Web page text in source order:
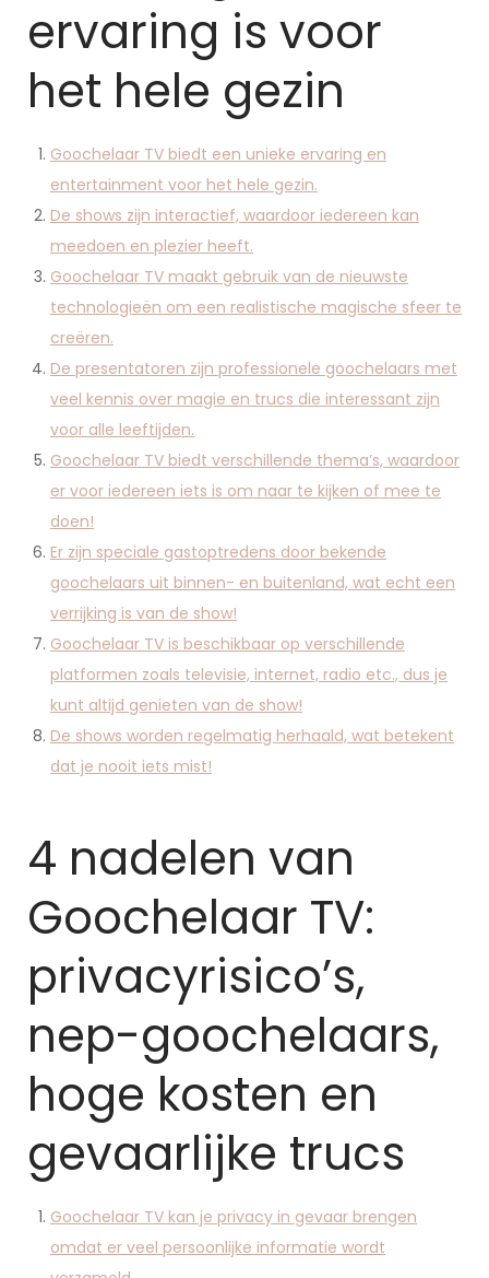
ervaring is voor
het hele gezin
Goochelaar TV biedt een unieke ervaring en
entertainment voor het hele gezin.
De shows zijn interactief, waardoor iedereen kan
meedoen en plezier heeft.
Goochelaar TV maakt gebruik van de nieuwste
technologieën om een ​​realistische magische sfeer te
creëren.
De presentatoren zijn professionele goochelaars met
veel kennis over magie en trucs die interessant zijn
voor alle leeftijden.
Goochelaar TV biedt verschillende thema’s, waardoor
er voor iedereen iets is om naar te kijken of mee te
doen!
Er zijn speciale gastoptredens door bekende
goochelaars uit binnen- en buitenland, wat echt een
verrijking is van de show!
Goochelaar TV is beschikbaar op verschillende
platformen zoals televisie, internet, radio etc., dus je
kunt altijd genieten van de show!
De shows worden regelmatig herhaald, wat betekent
dat je nooit iets mist!
4 nadelen van
Goochelaar TV:
privacyrisico’s,
nep-goochelaars,
hoge kosten en
gevaarlijke trucs
Goochelaar TV kan je privacy in gevaar brengen
omdat er veel persoonlijke informatie wordt